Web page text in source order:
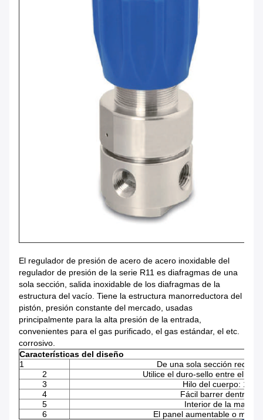
El regulador de presión de acero de acero inoxidable del
regulador de presión de la serie R11 es diafragmas de una
sola sección, salida inoxidable de los diafragmas de la
estructura del vacío. Tiene la estructura manorreductora del
pistón, presión constante del mercado, usadas
principalmente para la alta presión de la entrada,
convenientes para el gas purificado, el gas estándar, el etc.
corrosivo.
Características del diseño
1
De una sola sección
2
Utilice el duro-sello entre el
3
Hilo del cuerpo: 1/4"
4
Fácil barrer dentro
5
Interior de la malla
6
El panel aumentable o